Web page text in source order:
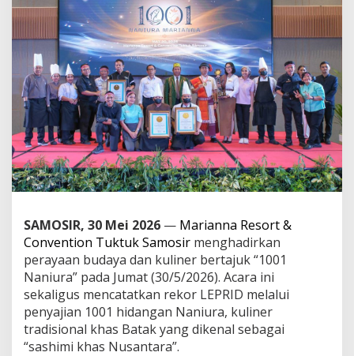
t
T
u
k
t
u
k
S
a
m
o
s
i
r
e
c
a
h
k
a
n
e
SAMOSIR, 30 Mei 2026 — Marianna Resort &
Convention Tuktuk Samosir menghadirkan
perayaan budaya dan kuliner bertajuk “1001
Naniura” pada Jumat (30/5/2026). Acara ini
sekaligus mencatatkan rekor LEPRID melalui
penyajian 1001 hidangan Naniura, kuliner
tradisional khas Batak yang dikenal sebagai
“sashimi khas Nusantara”.